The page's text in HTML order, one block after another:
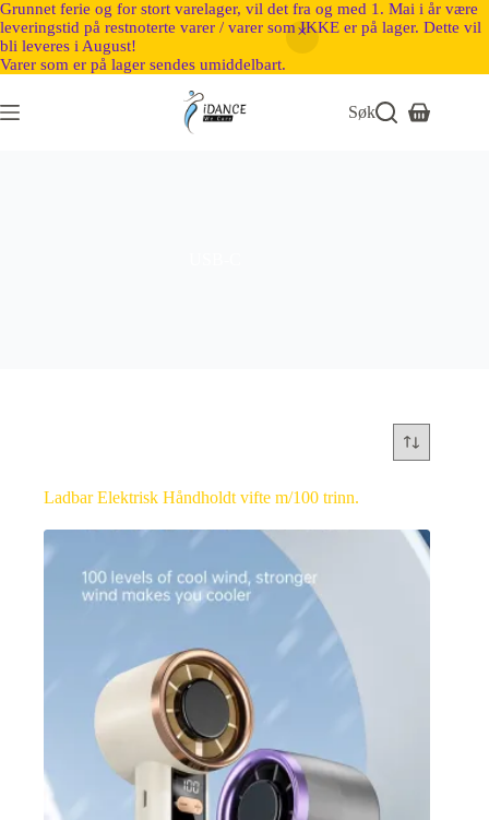
Grunnet ferie og for stort varelager, vil det fra og med 1. Mai i år være
leveringstid på restnoterte varer / varer som IKKE er på lager. Dette vil
bli leveres i August!
Varer som er på lager sendes umiddelbart.
Søk
Ladbar Elektrisk Håndholdt vifte m/100 trinn.